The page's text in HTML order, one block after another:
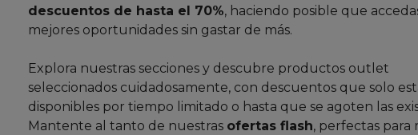
descuentos de hasta el 70%, haciendo posible que
mejores oportunidades sin gastar de más.
Explora nuestras secciones y descubre productos outlet
seleccionados cuidadosamente, con descuentos que solo
disponibles por tiempo limitado o hasta que se agoten las
Mantente al tanto de nuestras ofertas flash, perfectas para